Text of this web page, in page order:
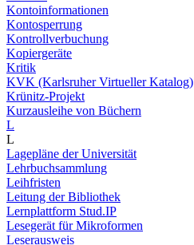
Kontoinformationen
Kontosperrung
Kontrollverbuchung
Kopiergeräte
Kritik
KVK (Karlsruher Virtueller Katalog)
Krünitz-Projekt
Kurzausleihe von Büchern
L
L
Lagepläne der Universität
Lehrbuchsammlung
Leihfristen
Leitung der Bibliothek
Lernplattform Stud.IP
Lesegerät für Mikroformen
Leserausweis